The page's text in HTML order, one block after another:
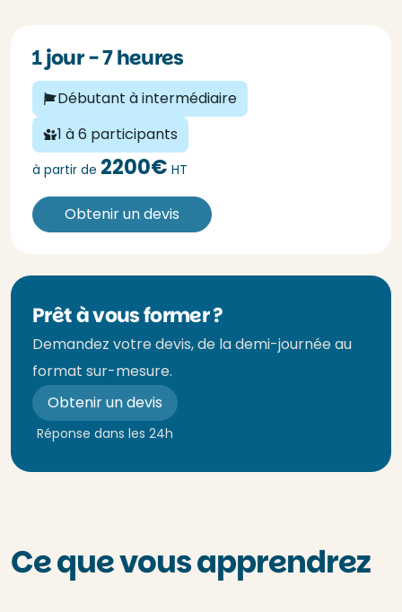
1 jour - 7 heures
Débutant à intermédiaire
1 à 6 participants
à partir de 2200€ HT
Obtenir un devis
Prêt à vous former ?
Demandez votre devis, de la demi-journée au
format sur-mesure.
Obtenir un devis
Réponse dans les 24h
Ce que vous apprendrez